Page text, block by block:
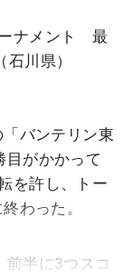
ナメント 最
川県）
バンテリン東
目がかかって
を許し、トー
わった。
半に3つスコ